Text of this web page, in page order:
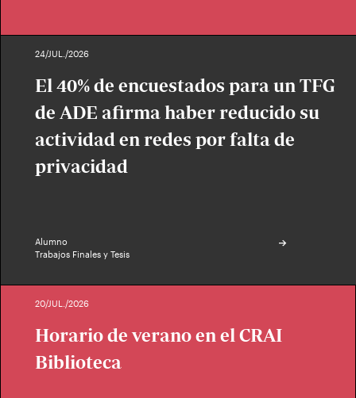
24/JUL./2026
El 40% de encuestados para un TFG
de ADE afirma haber reducido su
actividad en redes por falta de
privacidad
Alumno
Trabajos Finales y Tesis
20/JUL./2026
Horario de verano en el CRAI
Biblioteca